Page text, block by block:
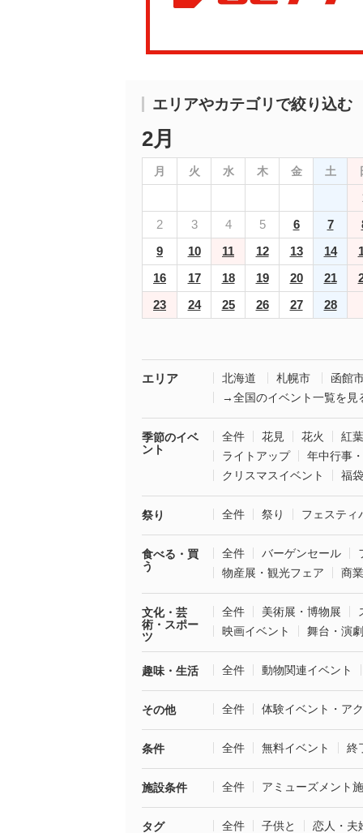
エリアやカテゴリで絞り込む
2月
月 火 水 木 金 土
2
3 4 5 6 7
9
10 11 12 13 14
16
17 18 19 20 21
23
24 25 26 27 28
エリア 北海道 札幌市
函館
→全国のイベント一覧を見
季節のイベ
ント
全件 花見 花火
紅葉
ライトアップ
年中行事
クリスマスイベント
福
祭り 全件 祭り フェスティ
食べる・買
う
全件 バーゲンセール
物産展・観光フェア
商
文化・芸
術・スポー
ツ
全件 美術展・博物展
映画イベント
舞台・演劇
趣味・生活 全件 動物関連イベント
その他 全件 体験イベント・ア
条件 全件 無料イベント 終
施設条件 全件 アミューズメント
タグ 全件 子供と 恋人・夫